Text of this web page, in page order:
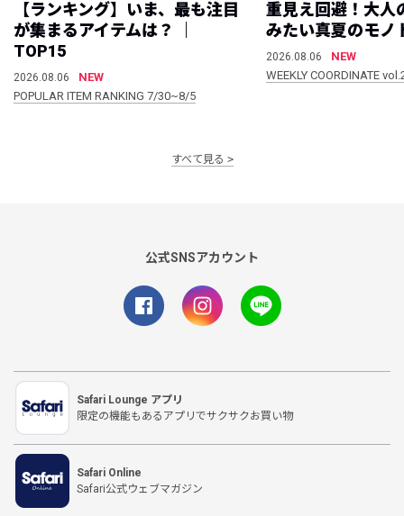
【ランキング】いま、最も注目
が集まるアイテムは？ ｜
TOP15
2026.08.06
NEW
POPULAR ITEM RANKING 7/30~8/5
重見え回避！大人
みたい真夏のモノ
2026.08.06
NEW
WEEKLY COORDINATE
すべて見る
公式SNSアカウント
Safari Lounge アプリ
限定の機能もあるアプリでサクサクお買い物
Safari Online
Safari公式ウェブマガジン